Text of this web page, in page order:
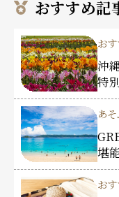
おすすめ記
お
沖
特
あ
堪
お